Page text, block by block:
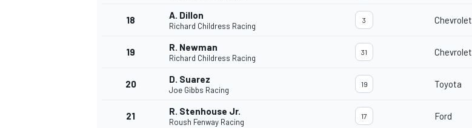
18 A. Dillon
Richard Childress Racing
3 Chevrolet
19 R. Newman
Richard Childress Racing
31 Chevrolet
20 D. Suarez
Joe Gibbs Racing
19 Toyota
21 R. Stenhouse Jr.
Roush Fenway Racing
17 Ford